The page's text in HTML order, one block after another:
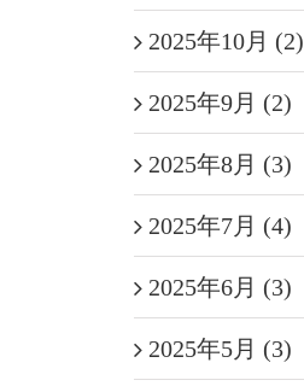
2025年10月 (2)
2025年9月 (2)
2025年8月 (3)
2025年7月 (4)
2025年6月 (3)
2025年5月 (3)